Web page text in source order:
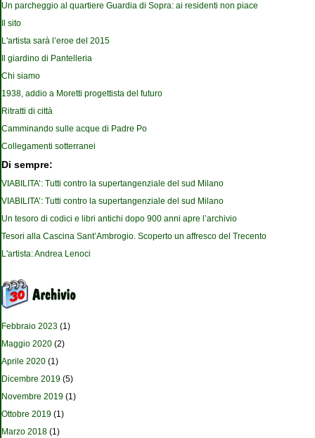
Un parcheggio al quartiere Guardia di Sopra: ai residenti non piace
Il sito
L'artista sarà l’eroe del 2015
Il giardino di Pantelleria
Chi siamo
1938, addio a Moretti progettista del futuro
Ritratti di città
Camminando sulle acque di Padre Po
Collegamenti sotterranei
Di sempre:
VIABILITA’: Tutti contro la supertangenziale del sud Milano
VIABILITA’: Tutti contro la supertangenziale del sud Milano
Un tesoro di codici e libri antichi dopo 900 anni apre l’archivio
Tesori alla Cascina Sant’Ambrogio. Scoperto un affresco del Trecento
L'artista: Andrea Lenoci
Febbraio 2023 (1)
Maggio 2020 (2)
Aprile 2020 (1)
Dicembre 2019 (5)
Novembre 2019 (1)
Ottobre 2019 (1)
Marzo 2018 (1)